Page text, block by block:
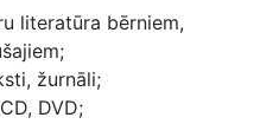
literatūra bērniem,
žurnāli;
DVD;